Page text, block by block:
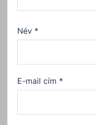
Név *
E-mail cím *